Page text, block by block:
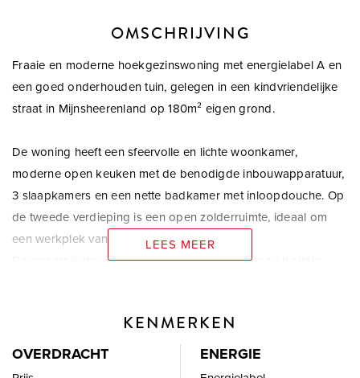
OMSCHRIJVING
Fraaie en moderne hoekgezinswoning met energielabel A en
een goed onderhouden tuin, gelegen in een kindvriendelijke
straat in Mijnsheerenland op 180m² eigen grond.
De woning heeft een sfeervolle en lichte woonkamer,
moderne open keuken met de benodigde inbouwapparatuur,
3 slaapkamers en een nette badkamer met inloopdouche. Op
de tweede verdieping is een open zolderruimte, ideaal om
een werkplek van te maken.
Daarnaast is de woning voorzien van uitstekende isolatie,
LEES MEER
KENMERKEN
OVERDRACHT ENERGIE